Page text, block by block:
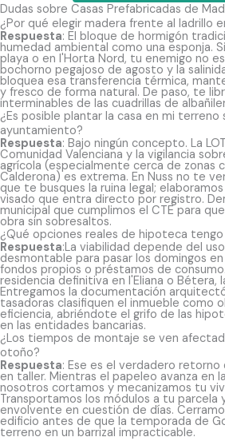
Dudas sobre Casas Prefabricadas de
¿Por qué elegir madera frente al ladrillo
Respuesta: El bloque de hormigón
humedad ambiental como una esponja.
playa o en l'Horta Nord, tu enemigo no
bochorno pegajoso de agosto y la
bloquea esa transferencia térmica,
y fresco de forma natural. De paso, te
interminables de las cuadrillas de
¿Es posible plantar la casa en mi terreno
ayuntamiento?
Respuesta: Bajo ningún concepto. La
Comunidad Valenciana y la vigilancia
agrícola (especialmente cerca de zonas
Calderona) es extrema. En Nuss no te
que te busques la ruina legal;
visado que entra directo por registro.
municipal que cumplimos el CTE para
obra sin sobresaltos.
¿Qué opciones reales de hipoteca tengo
Respuesta:La viabilidad depende del
desmontable para pasar los domingos
fondos propios o préstamos de
residencia definitiva en l'Eliana o Bétera,
Entregamos la documentación
tasadoras clasifiquen el inmueble como
eficiencia, abriéndote el grifo de las
en las entidades bancarias.
¿Los tiempos de montaje se ven
otoño?
Respuesta: Ese es el verdadero
en taller. Mientras el papeleo avanza en
nosotros cortamos y mecanizamos tu
Transportamos los módulos a tu parcela
envolvente en cuestión de días.
edificio antes de que la temporada de
terreno en un barrizal impracticable.